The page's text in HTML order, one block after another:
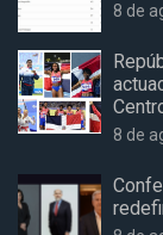
8 de
8 de